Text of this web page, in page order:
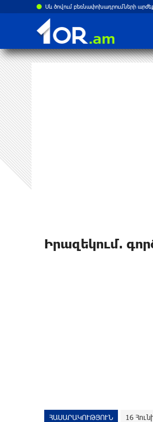
Սև ծովում բեռնափոխադրումների
Իրազեկում.
ՀԱՍԱՐԱԿՈՒԹՅՈՒՆ 16